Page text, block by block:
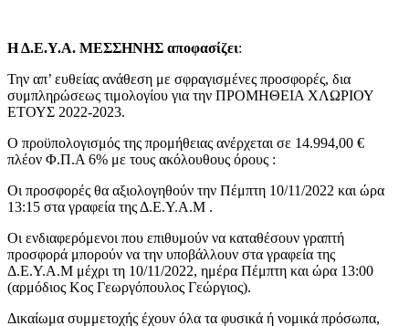
Η Δ.Ε.Υ.Α. ΜΕΣΣΗΝΗΣ αποφασίζει:
Την απ’ ευθείας ανάθεση με σφραγισμένες προσφορές, δια
συμπληρώσεως τιμολογίου για την ΠΡΟΜΗΘΕΙΑ ΧΛΩΡΙΟΥ
ΕΤΟΥΣ 2022-2023.
Ο προϋπολογισμός της προμήθειας ανέρχεται σε 14.994,00 €
πλέον Φ.Π.Α 6% με τους ακόλουθους όρους :
Οι προσφορές θα αξιολογηθούν την Πέμπτη 10/11/2022 και ώρα
13:15 στα γραφεία της Δ.Ε.Υ.Α.Μ .
Οι ενδιαφερόμενοι που επιθυμούν να καταθέσουν γραπτή
προσφορά μπορούν να την υποβάλλουν στα γραφεία της
Δ.Ε.Υ.Α.Μ μέχρι τη 10/11/2022, ημέρα Πέμπτη και ώρα 13:00
(αρμόδιος Κος Γεωργόπουλος Γεώργιος).
Δικαίωμα συμμετοχής έχουν όλα τα φυσικά ή νομικά πρόσωπα,